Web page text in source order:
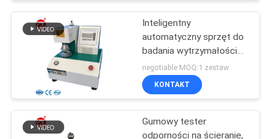
VR
SHOW
SITEMAP
PRIVACY
POLICY
Inteligentny
automatyczny sprzęt do
badania wytrzymałości
na rozerwanie Mullen do
kartonu
negotiable MOQ:1 zestaw
KONTAKT
Gumowy tester
odporności na ścieranie,